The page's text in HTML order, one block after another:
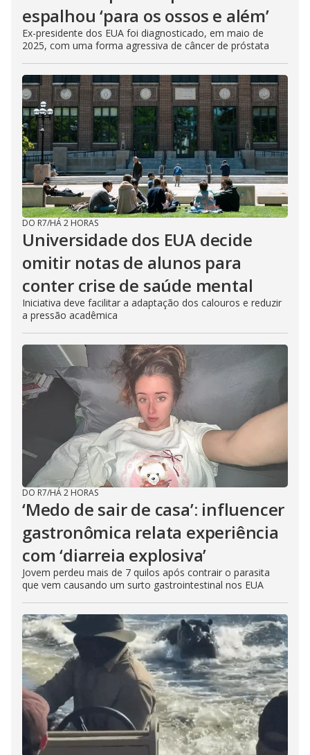
espalhou ‘para os ossos e além’
Ex-presidente dos EUA foi diagnosticado, em maio de
2025, com uma forma agressiva de câncer de próstata
DO R7/HÁ 2 HORAS
Universidade dos EUA decide
omitir notas de alunos para
conter crise de saúde mental
Iniciativa deve facilitar a adaptação dos calouros e reduzir
a pressão acadêmica
DO R7/HÁ 2 HORAS
‘Medo de sair de casa’: influencer
gastronômica relata experiência
com ‘diarreia explosiva’
Jovem perdeu mais de 7 quilos após contrair o parasita
que vem causando um surto gastrointestinal nos EUA